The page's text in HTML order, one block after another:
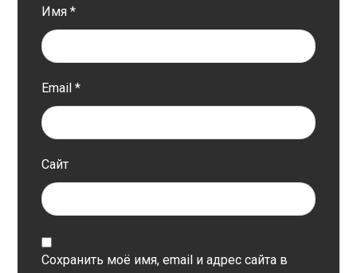
Имя*
Email*
Сайт
Сохранить моё имя, email и адрес сайта в